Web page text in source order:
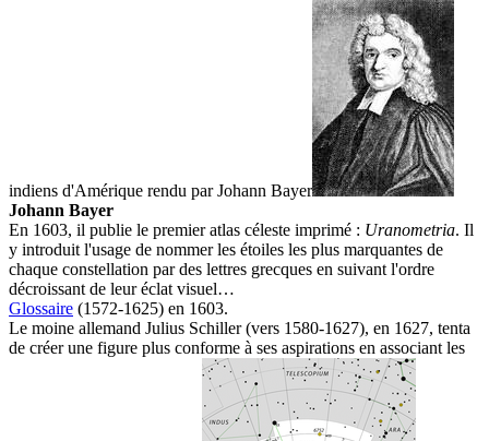
indiens d'Amérique rendu parJohann Bayer
Johann Bayer
En 1603, il publie le premier atlas céleste imprimé : Uranometria. Il
y introduit l'usage de nommer les étoiles les plus marquantes de
chaque constellation par des lettres grecques en suivant l'ordre
décroissant de leur éclat visuel…
Glossaire (1572-1625) en 1603.
Le moine allemand Julius Schiller (vers 1580-1627), en 1627, tenta
de créer une figure plus conforme à ses aspirations en associant les